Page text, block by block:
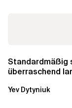
Standardmäßig
überraschend
über die RDS...
Yev Dytyniuk